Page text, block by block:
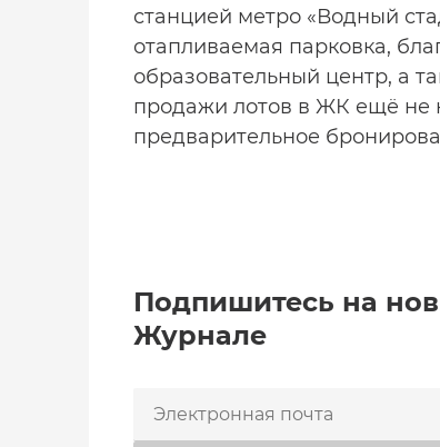
станцией метро «Водный
отапливаемая парковка,
образовательный центр, а
продажи лотов в ЖК ещё не
предварительное
Подпишитесь на
Журнале